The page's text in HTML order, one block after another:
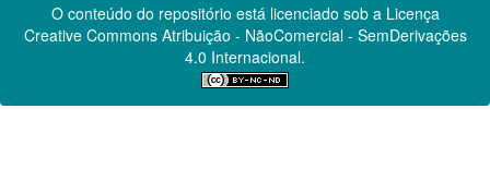
O conteúdo do repositório está licenciado sob a Licença
Creative CommonsAtribuição - NãoComercial - SemDerivações
4.0 Internacional.